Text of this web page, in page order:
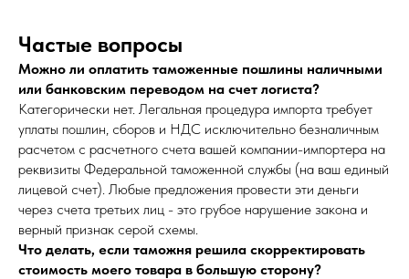
Частые вопросы
Можно ли оплатить таможенные пошлины наличными
или банковским переводом на счет логиста?
Категорически нет. Легальная процедура импорта требует
уплаты пошлин, сборов и НДС исключительно безналичным
расчетом с расчетного счета вашей компании-импортера на
реквизиты Федеральной таможенной службы (на ваш единый
лицевой счет). Любые предложения провести эти деньги
через счета третьих лиц - это грубое нарушение закона и
верный признак серой схемы.
Что делать, если таможня решила скорректировать
стоимость моего товара в большую сторону?